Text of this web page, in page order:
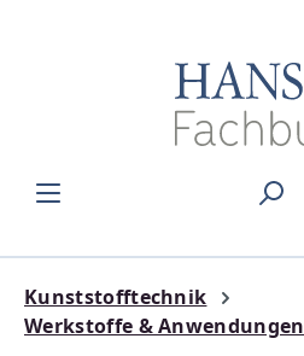
Kunststofftechnik
Werkstoffe & Anwendungen